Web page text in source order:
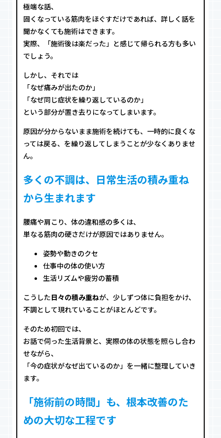
極端な話、
固くなっている筋肉をほぐすだけであれば、詳しく話を
聞かなくても施術はできます。
実際、「施術後は楽だった」と感じて帰られる方も多い
でしょう。
しかし、それでは
「なぜ痛みが出たのか」
「なぜ同じ症状を繰り返しているのか」
という部分が置き去りになってしまいます。
原因が分からないまま施術を続けても、一時的に良くな
っては戻る、を繰り返してしまうことが少なくありませ
ん。
多くの不調は、日常生活の積み重ね
から生まれます
腰痛や肩こり、体の違和感の多くは、
単なる筋肉の硬さだけが原因ではありません。
姿勢や動きのクセ
仕事中の体の使い方
生活リズムや疲労の蓄積
こうした日々の積み重ねが、少しずつ体に負担をかけ、
不調として現れていることがほとんどです。
そのため初回では、
お話で伺った生活背景と、実際の体の状態を照らし合わ
せながら、
「今の症状がなぜ出ているのか」を一緒に整理していき
ます。
「施術前の時間」も、根本改善のた
めの大切な工程です